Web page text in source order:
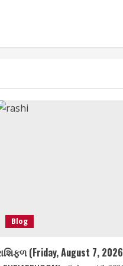
Blog
(Friday, August 7,